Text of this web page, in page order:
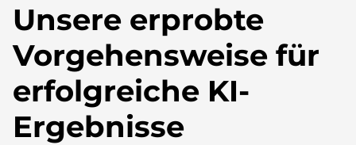
Unsere erprobte
Vorgehensweise für
erfolgreiche KI-
Ergebnisse